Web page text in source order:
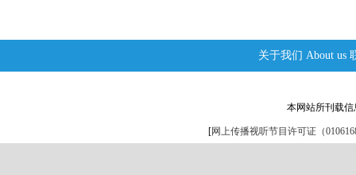
关于我们 About us
本网站所刊载
[网上传播视听节目许可证（